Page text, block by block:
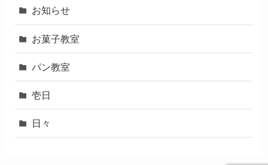
お知らせ
お菓子教室
パン教室
壱日
日々